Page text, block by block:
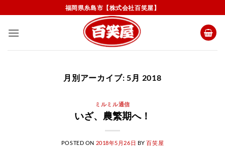
to
content
福岡県糸島市【株式会社百笑屋】
月別アーカイブ:5月 2018
ミルミル通信
いざ、農繁期へ！
POSTED ON 2018年5月26日 BY百笑屋